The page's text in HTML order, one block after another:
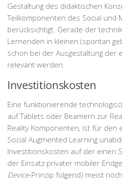
Gestaltung des didaktischen
Teilkomponenten des Social und
berücksichtigt. Gerade der
Lernenden in kleinen (spontan
schon bei der Ausgestaltung der
relevant werden.
Investitionskosten
Eine funktionierende
auf Tablets oder Beamern zur
Reality Komponenten, ist für den
Social Augmented Learning
Investitionskosten auf der einen
der Einsatz privater mobiler
Device-Prinzip folgend) meist